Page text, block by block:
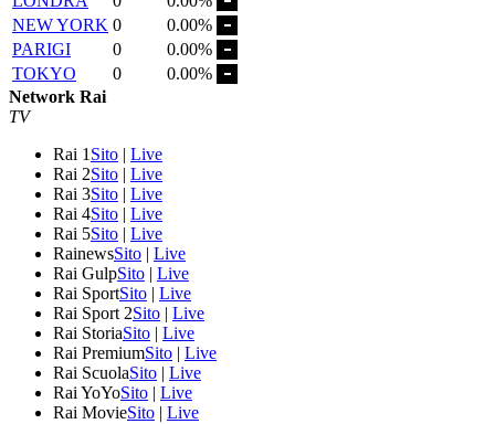
NEW YORK 0
0.00%
PARIGI
0
0.00%
TOKYO
0
0.00%
Network Rai
TV
Rai 1 Sito | Live
Rai 2Sito | Live
Rai 3Sito | Live
Rai 4Sito | Live
Rai 5Sito | Live
RainewsSito | Live
Rai GulpSito | Live
Rai SportSito | Live
Rai Sport 2Sito | Live
Rai StoriaSito | Live
Rai PremiumSito | Live
Rai ScuolaSito | Live
Rai YoYoSito | Live
Rai MovieSito | Live